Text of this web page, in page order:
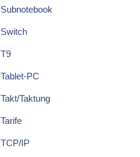
Subnotebook
Switch
T9
Tablet-PC
Takt/Taktung
Tarife
TCP/IP